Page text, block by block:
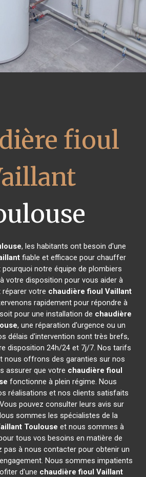
fioul
, les habitants ont besoin d'une
fiable et efficace pour chauffer
notre équipe de plombiers
votre disposition pour vous aider à
réparer votre chaudière fioul Vaillant
rapidement pour répondre à
pour une installation de chaudière
, une réparation d'urgence ou un
délais d'intervention sont très brefs,
disposition 24h/24 et 7j/7. Nos tarifs
nous offrons des garanties sur nos
assurer que votre chaudière fioul
fonctionne à plein régime. Nous
réalisations et nos clients satisfaits
pouvez consulter leurs avis sur
sommes les spécialistes de la
Toulouse et nous sommes à
tous vos besoins en matière de
pas à nous contacter pour obtenir un
Nous sommes impatients
d'une chaudière fioul Vaillant